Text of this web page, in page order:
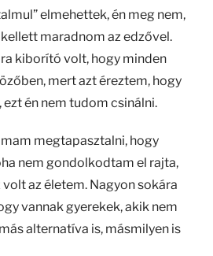
elmehettek, én meg nem,
maradnom az edzővel.
kiborító volt, hogy minden
mert azt éreztem, hogy
én nem tudom csinálni.
megtapasztalni, hogy
nem gondolkodtam el rajta,
az életem. Nagyon sokára
vannak gyerekek, akik nem
alternatíva is, másmilyen is